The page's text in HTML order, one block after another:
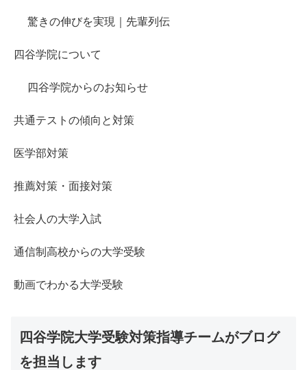
驚きの伸びを実現｜先輩列伝
四谷学院について
四谷学院からのお知らせ
共通テストの傾向と対策
医学部対策
推薦対策・面接対策
社会人の大学入試
通信制高校からの大学受験
動画でわかる大学受験
四谷学院大学受験対策指導チームがブログ
を担当します